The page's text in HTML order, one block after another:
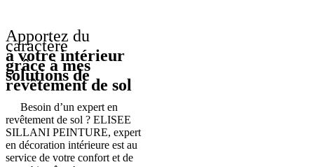
Apportez du
caractère
à votre intérieur
grâce à mes
solutions de
revêtement de sol
Besoin d’un expert en
revêtement de sol ? ELISEE
SILLANI PEINTURE, expert
en décoration intérieure est au
service de votre confort et de